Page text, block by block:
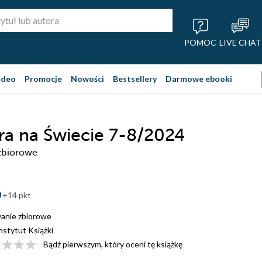
POMOC LIVE CHAT
Promocje Nowości Bestsellery Darmowe ebooki
na Świecie 7-8/2024
+14 pkt
zbiorowe
Książki
Bądź pierwszym, który oceni tę książkę